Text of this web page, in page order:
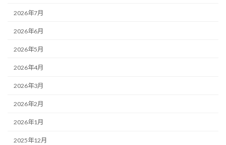
2026年7月
2026年6月
2026年5月
2026年4月
2026年3月
2026年2月
2026年1月
2025年12月